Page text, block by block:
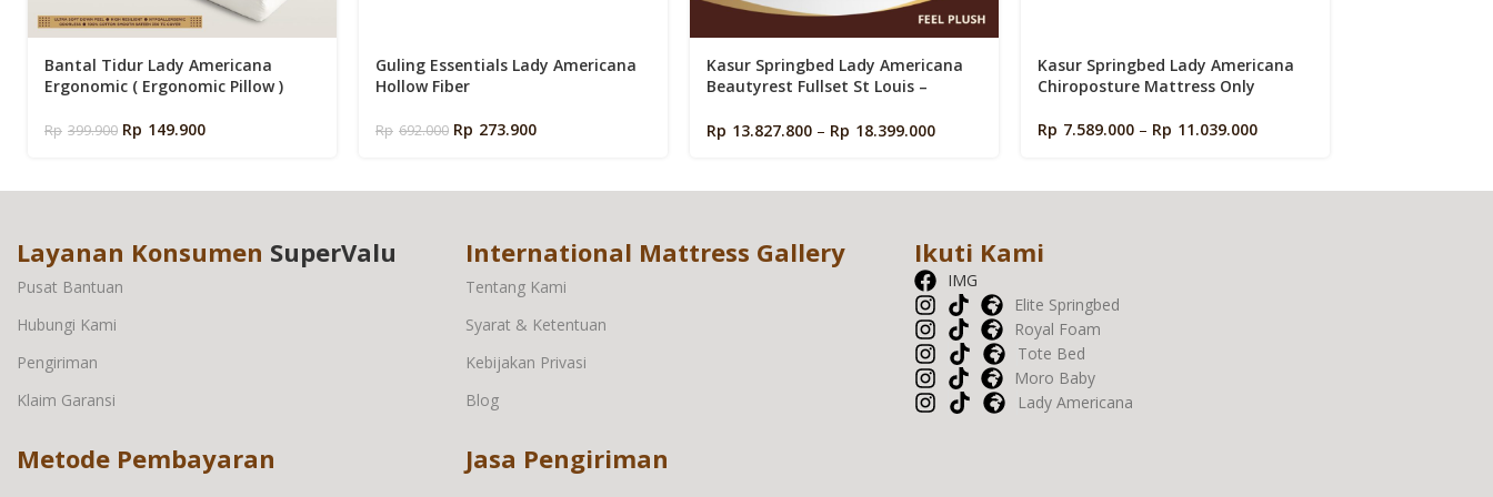
Bantal Tidur Lady Americana
Ergonomic ( Ergonomic Pillow )
Rp 399.900 Rp 149.900
Guling Essentials Lady Americana
Hollow Fiber
Rp 692.000 Rp 273.900
Kasur Springbed Lady Americana
Beautyrest Fullset St Louis –
Rp 13.827.800 – Rp 18.399.000
Kasur Springbed Lady Americana
Chiroposture Mattress Only
Rp 7.589.000 – Rp 11.039.000
Layanan Konsumen SuperValu
Pusat Bantuan
Hubungi Kami
Pengiriman
Klaim Garansi
International Mattress Gallery
Tentang Kami
Syarat & Ketentuan
Kebijakan Privasi
Blog
Ikuti Kami
IMG
Elite Springbed
Royal Foam
Tote Bed
Moro Baby
Lady Americana
Metode Pembayaran Jasa Pengiriman